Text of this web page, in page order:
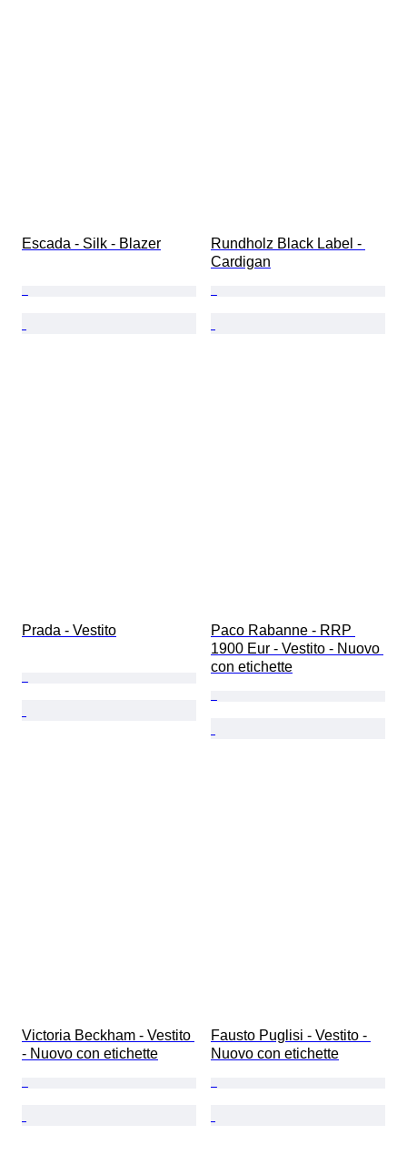
Escada - Silk - Blazer
Rundholz Black Label -
Cardigan
Prada - Vestito
Paco Rabanne - RRP
1900 Eur - Vestito - Nuovo
con etichette
Victoria Beckham - Vestito
- Nuovo con etichette
Fausto Puglisi - Vestito -
Nuovo con etichette